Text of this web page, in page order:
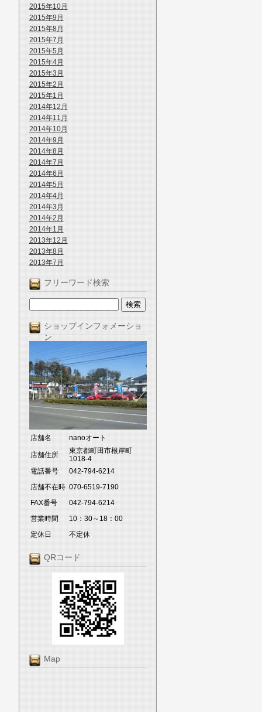
2015年10月
2015年9月
2015年8月
2015年7月
2015年5月
2015年4月
2015年3月
2015年2月
2015年1月
2014年12月
2014年11月
2014年10月
2014年9月
2014年8月
2014年7月
2014年6月
2014年5月
2014年4月
2014年3月
2014年2月
2014年1月
2013年12月
2013年8月
2013年7月
フリーワード検索
ショップインフォメーショ
ン
店舗名 nanoオート
店舗住所
東京都町田市根岸町
1018-4
電話番号
042-794-6214
店舗不在時 070-6519-7190
FAX番号
042-794-6214
営業時間
10：30～18：00
定休日
不定休
QRコード
Map